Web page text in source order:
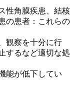
性角膜疾患、結核
の患者：これらの
能が低下してい
観察を十分に行
するなど適切な処